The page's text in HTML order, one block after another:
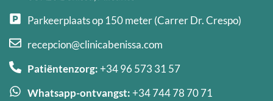
Parkeerplaats op 150 meter (Carrer Dr. Crespo)
recepcion@clinicabenissa.com
Patiëntenzorg:+34 96 573 31 57
Whatsapp-ontvangst:+34 744 78 70 71